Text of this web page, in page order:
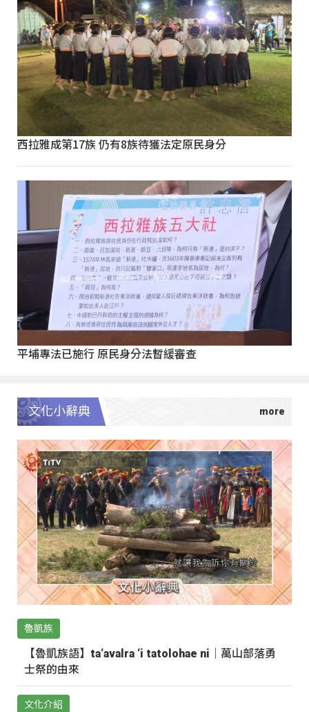
西拉雅成第17族 仍有8族待獲法定原民身分
平埔專法已施行 原民身分法暫緩審查
文化小辭典
魯凱族
【魯凱族語】ta‘avalra ‘i tatolohae ni｜萬山部落勇
士祭的由來
文化介紹